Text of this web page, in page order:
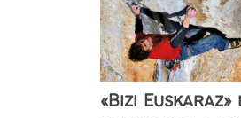
«Bizi Euskaraz»